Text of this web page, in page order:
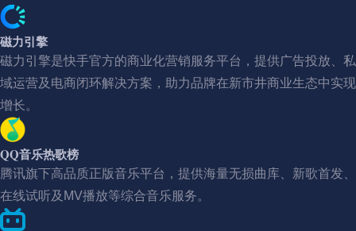
磁力引擎
磁力引擎是快手官方的商业化营销服务平台，提供广告投放、私
域运营及电商闭环解决方案，助力品牌在新市井商业生态中实现
增长。
QQ音乐热歌榜
腾讯旗下高品质正版音乐平台，提供海量无损曲库、新歌首发、
在线试听及MV播放等综合音乐服务。